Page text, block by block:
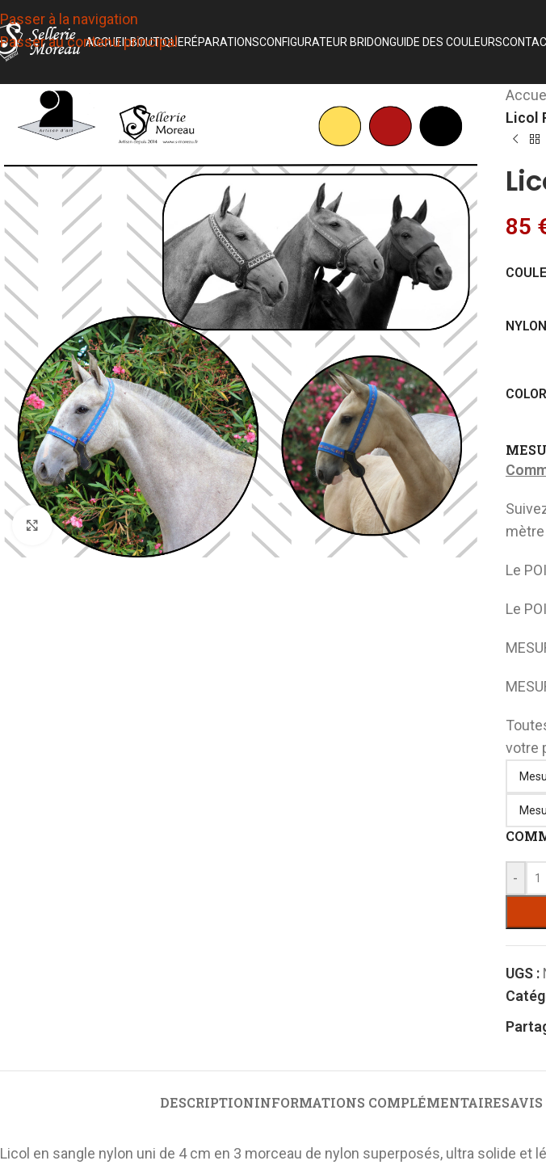
Passer à la navigation
Passer au contenu principal
ACCUEILBOUTIQUE
ÉQUITATION DE SPORT
ÉQUITATION DE
RANDONNÉE
BRIDERIE
RÉPARATIONSCONFIGURATEUR BRIDONGUIDE DES COULEURS
Cliquez pour agrandir
Licol
85
Le
Le
votre
-
UGS :
DESCRIPTIONINFORMATIONS COMPLÉMENTAIRESAVIS
Licol en sangle nylon uni de 4 cm en 3 morceau de nylon superposés, ultra solide et